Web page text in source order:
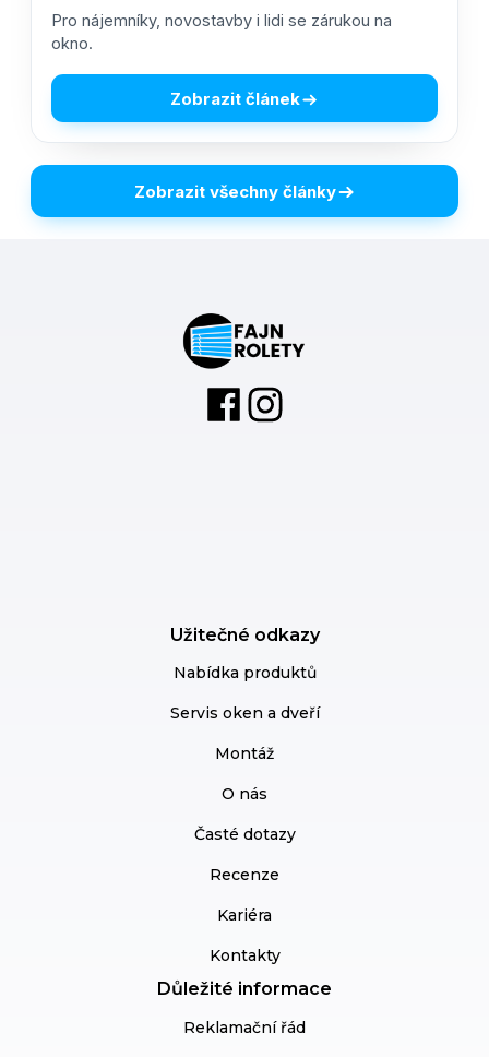
Pro nájemníky, novostavby i lidi se zárukou na
okno.
Zobrazit článek
Zobrazit všechny články
Užitečné odkazy
Nabídka produktů
Servis oken a dveří
Montáž
O nás
Časté dotazy
Recenze
Kariéra
Kontakty
Důležité informace
Reklamační řád